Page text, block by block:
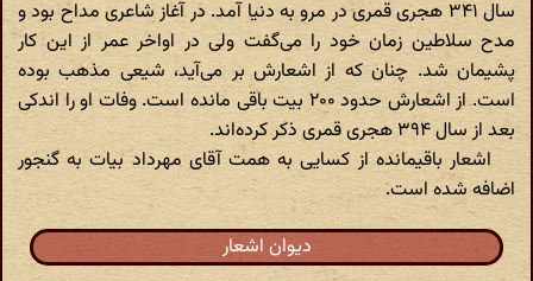
سال ۳۴۱ هجری قمری در مرو به دنیا آمد. در آغاز شاعری مداح بود و
مدح سلاطین زمان خود را می‌گفت ولی در اواخر عمر از این کار
پشیمان شد. چنان که از اشعارش بر می‌آید، شیعی مذهب بوده
است. از اشعارش حدود ۲۰۰ بیت باقی مانده است. وفات او را اندکی
بعد از سال ۳۹۴ هجری قمری ذکر کرده‌اند.
اشعار باقیمانده از کسایی به همت آقای مهرداد بیات به گنجور
اضافه شده است.
دیوان اشعار